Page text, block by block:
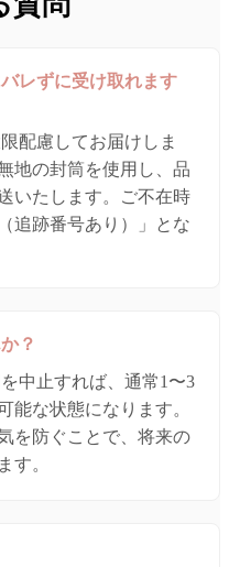
レずに受け取れます
配慮してお届けしま
地の封筒を使用し、品
いたします。ご不在時
追跡番号あり）」とな
？
中止すれば、通常1〜3
能な状態になります。
を防ぐことで、将来の
す。